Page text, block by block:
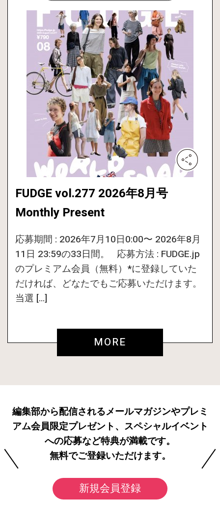
FUDGE vol.277 2026年8月号
Monthly Present
応募期間 : 2026年7月10日0:00〜 2026年8月
11日 23:59の33日間。 応募方法 : FUDGE.jp
のプレミアム会員（無料）*に登録していた
だければ、どなたでもご応募いただけます。
当選 […]
MORE
編集部から配信されるメールマガジンやプレミ
アム会員限定プレゼント、スペシャルイベント
への応募など特典が満載です。
無料でご登録いただけます。
新規会員登録